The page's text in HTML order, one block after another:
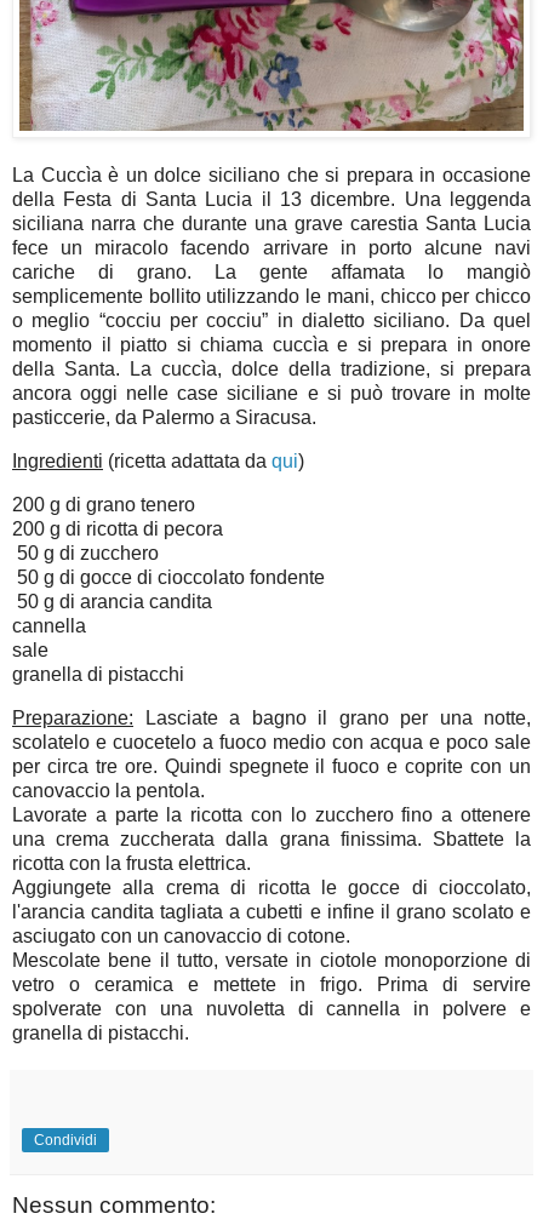
La Cuccìa è un dolce siciliano che si prepara in occasione
della Festa di Santa Lucia il 13 dicembre. Una leggenda
siciliana narra che durante una grave carestia Santa Lucia
fece un miracolo facendo arrivare in porto alcune navi
cariche di grano. La gente affamata lo mangiò
semplicemente bollito utilizzando le mani, chicco per chicco
o meglio “cocciu per cocciu” in dialetto siciliano. Da quel
momento il piatto si chiama cuccìa e si prepara in onore
della Santa. La cuccìa, dolce della tradizione, si prepara
ancora oggi nelle case siciliane e si può trovare in molte
pasticcerie, da Palermo a Siracusa.
Ingredienti (ricetta adattata da qui)
200 g di grano tenero
200 g di ricotta di pecora
50 g di zucchero
50 g di gocce di cioccolato fondente
50 g di arancia candita
cannella
sale
granella di pistacchi
Preparazione: Lasciate a bagno il grano per una notte,
scolatelo e cuocetelo a fuoco medio con acqua e poco sale
per circa tre ore. Quindi spegnete il fuoco e coprite con un
canovaccio la pentola.
Lavorate a parte la ricotta con lo zucchero fino a ottenere
una crema zuccherata dalla grana finissima. Sbattete la
ricotta con la frusta elettrica.
Aggiungete alla crema di ricotta le gocce di cioccolato,
l'arancia candita tagliata a cubetti e infine il grano scolato e
asciugato con un canovaccio di cotone.
Mescolate bene il tutto, versate in ciotole monoporzione di
vetro o ceramica e mettete in frigo. Prima di servire
spolverate con una nuvoletta di cannella in polvere e
granella di pistacchi.
Condividi
Nessun commento: